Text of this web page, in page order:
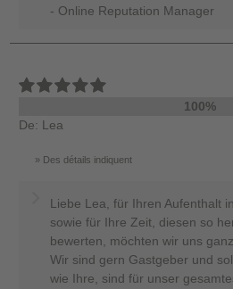
- Online Reputation Manager
100%
De: Lea
Des détails indiquent
Liebe Lea, für Ihren Aufenthalt
sowie für Ihre Zeit, diesen so
bewerten, möchten wir uns
Wir sind gern Gastgeber und
wie Ihre, sind für unser